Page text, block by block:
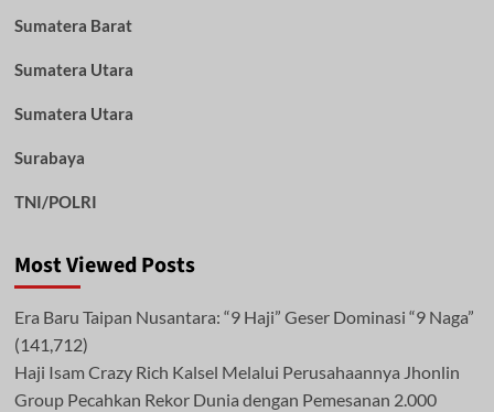
Sumatera Barat
Sumatera Utara
Sumatera Utara
Surabaya
TNI/POLRI
Most Viewed Posts
Era Baru Taipan Nusantara: “9 Haji” Geser Dominasi “9 Naga”
(141,712)
Haji Isam Crazy Rich Kalsel Melalui Perusahaannya Jhonlin
Group Pecahkan Rekor Dunia dengan Pemesanan 2.000